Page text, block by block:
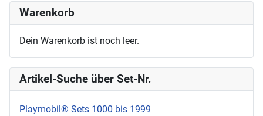
Warenkorb
Dein Warenkorb ist noch leer.
Artikel-Suche über Set-Nr.
Playmobil® Sets 1000 bis 1999